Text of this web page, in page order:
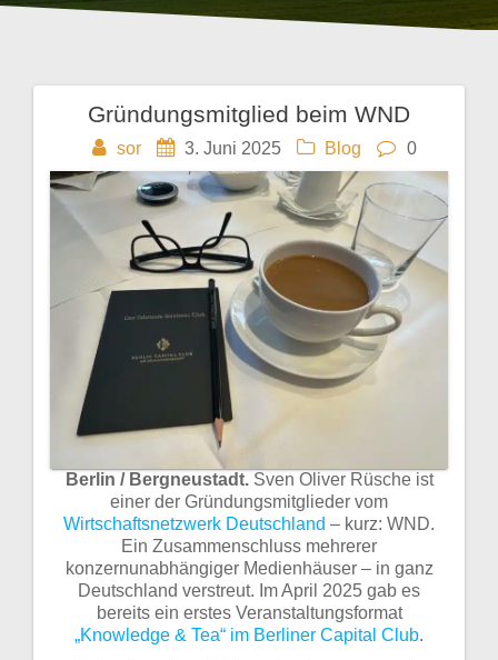
Gründungsmitglied beim WND
sor 3. Juni 2025 Blog 0
Berlin / Bergneustadt.Sven Oliver Rüsche ist
einer der Gründungsmitglieder vom
Wirtschaftsnetzwerk Deutschland – kurz: WND.
Ein Zusammenschluss mehrerer
konzernunabhängiger Medienhäuser – in ganz
Deutschland verstreut. Im April 2025 gab es
bereits ein erstes Veranstaltungsformat
„Knowledge & Tea“ im Berliner Capital Club.
Beitragsnavigation